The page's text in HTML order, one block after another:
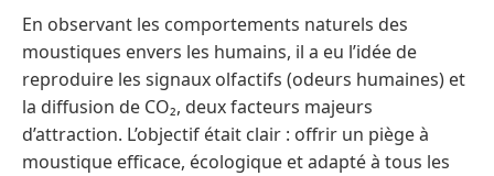
En observant les comportements naturels des
moustiques envers les humains, il a eu l’idée de
reproduire les signaux olfactifs (odeurs humaines) et
la diffusion de CO₂, deux facteurs majeurs
d’attraction. L’objectif était clair : offrir un piège à
moustique efficace, écologique et adapté à tous les